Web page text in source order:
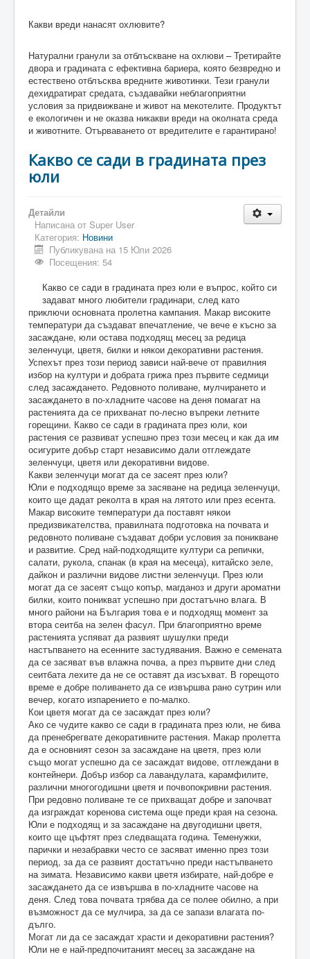
Какви вреди нанасят охлювите?
Натурални гранули за отблъскване на охлюви – Третирайте
двора и градината с ефективна бариера, която безвредно и
естествено отблъсква вредните животинки. Тези гранули
дехидратират средата, създавайки неблагоприятни
условия за придвижване и живот на мекотелите. Продуктът
е екологичен и не оказва никакви вреди на околната среда
и животните. Отърваването от вредителите е гарантирано!
Какво се сади в градината през
юли
Детайли
Написана от Super User
Категория: Новини
Публикувана на 15 Юли 2026
Посещения: 54
Какво се сади в градината през юли е въпрос, който си
задават много любители градинари, след като
приключи основната пролетна кампания. Макар високите
температури да създават впечатление, че вече е късно за
засаждане, юли остава подходящ месец за редица
зеленчуци, цветя, билки и някои декоративни растения.
Успехът през този период зависи най-вече от правилния
избор на култури и добрата грижа през първите седмици
след засаждането. Редовното поливане, мулчирането и
засаждането в по-хладните часове на деня помагат на
растенията да се прихванат по-лесно въпреки летните
горещини. Какво се сади в градината през юли, кои
растения се развиват успешно през този месец и как да им
осигурите добър старт независимо дали отглеждате
зеленчуци, цветя или декоративни видове.
Какви зеленчуци могат да се засеят през юли?
Юли е подходящо време за засяване на редица зеленчуци,
които ще дадат реколта в края на лятото или през есента.
Макар високите температури да поставят някои
предизвикателства, правилната подготовка на почвата и
редовното поливане създават добри условия за поникване
и развитие. Сред най-подходящите култури са репички,
салати, рукола, спанак (в края на месеца), китайско зеле,
дайкон и различни видове листни зеленчуци. През юли
могат да се засеят също копър, магданоз и други ароматни
билки, които поникват успешно при достатъчно влага. В
много райони на България това е и подходящ момент за
втора сеитба на зелен фасул. При благоприятно време
растенията успяват да развият шушулки преди
настъпването на есенните застудявания. Важно е семената
да се засяват във влажна почва, а през първите дни след
сеитбата лехите да не се оставят да изсъхват. В горещото
време е добре поливането да се извършва рано сутрин или
вечер, когато изпарението е по-малко.
Кои цветя могат да се засаждат през юли?
Ако се чудите какво се сади в градината през юли, не бива
да пренебрегвате декоративните растения. Макар пролетта
да е основният сезон за засаждане на цветя, през юли
също могат успешно да се засаждат видове, отглеждани в
контейнери. Добър избор са лавандулата, карамфилите,
различни многогодишни цветя и почвопокривни растения.
При редовно поливане те се прихващат добре и започват
да изграждат коренова система още преди края на сезона.
Юли е подходящ и за засаждане на двугодишни цветя,
които ще цъфтят през следващата година. Теменужки,
парички и незабравки често се засяват именно през този
период, за да се развият достатъчно преди настъпването
на зимата. Независимо какви цветя избирате, най-добре е
засаждането да се извършва в по-хладните часове на
деня. След това почвата трябва да се полее обилно, а при
възможност да се мулчира, за да се запази влагата по-
дълго.
Могат ли да се засаждат храсти и декоративни растения?
Юли не е най-предпочитаният месец за засаждане на